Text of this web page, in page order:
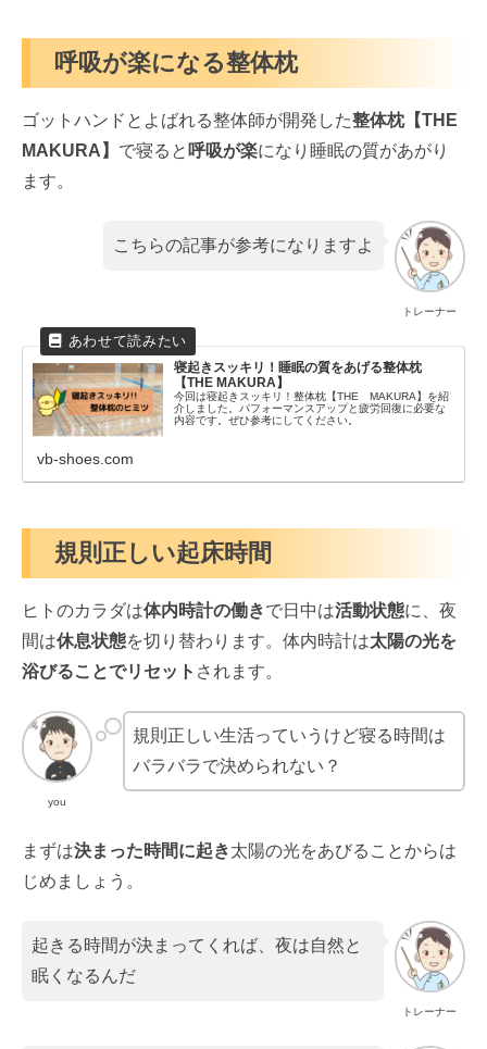
呼吸が楽になる整体枕
ゴットハンドとよばれる整体師が開発した整体枕【THE
MAKURA】 で寝ると 呼吸が楽になり睡眠の質があがり
ます。
トレーナー
こちらの記事が参考になりますよ
寝起きスッキリ！睡眠の質をあげる整体枕
【THE MAKURA】
今回は寝起きスッキリ！整体枕【THE MAKURA】を紹
介しました。パフォーマンスアップと疲労回復に必要な
内容です。ぜひ参考にしてください。
vb-shoes.com
規則正しい起床時間
ヒトのカラダは体内時計の働きで日中は活動状態に、夜
間は休息状態を切り替わります。体内時計は太陽の光を
浴びることでリセット されます。
you
規則正しい生活っていうけど寝る時間は
バラバラで決められない？
まずは決まった時間に起き太陽の光をあびることからは
じめましょう。
トレーナー
起きる時間が決まってくれば、夜は自然と
眠くなるんだ